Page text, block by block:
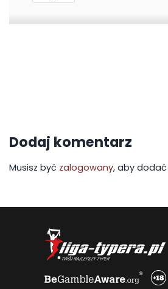
Dodaj komentarz
Musisz być zalogowany, aby